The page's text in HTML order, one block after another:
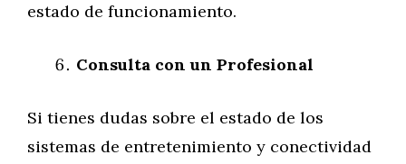
estado de funcionamiento.
Consulta con un Profesional
Si tienes dudas sobre el estado de los
sistemas de entretenimiento y conectividad